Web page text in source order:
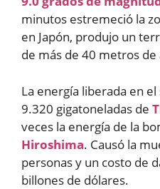
minutos estremeció la
en Japón, produjo un
de más de 40 metros de
La energía liberada en
9.320 gigatoneladas de
veces la energía de la
Hiroshima. Causó la
personas y un costo de
billones de dólares.